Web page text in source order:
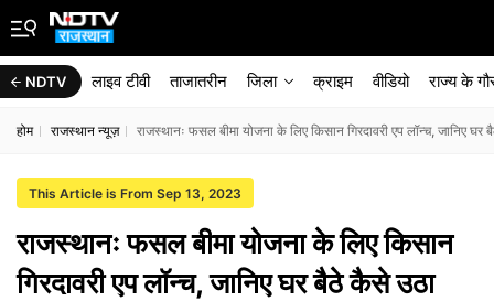
NDTV लाइव टीवी ताजातरीन जिला क्राइम वीडियो राज्‍य के
होम राजस्थान न्यूज़ राजस्थानः फसल बीमा योजना के लिए किसान गिरदावरी एप लॉन्च, जानिए
This Article is From Sep 13, 2023
राजस्थानः फसल बीमा योजना के लिए किसान
गिरदावरी एप लॉन्च, जानिए घर बैठे कैसे उठा